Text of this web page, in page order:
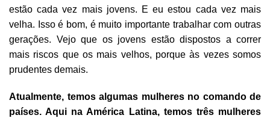
estão cada vez mais jovens. E eu estou cada vez mais
velha. Isso é bom, é muito importante trabalhar com outras
gerações. Vejo que os jovens estão dispostos a correr
mais riscos que os mais velhos, porque às vezes somos
prudentes demais.
Atualmente, temos algumas mulheres no comando de
países. Aqui na América Latina, temos três mulheres